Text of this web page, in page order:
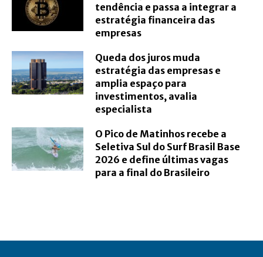
tendência e passa a integrar a
estratégia financeira das
empresas
Queda dos juros muda
estratégia das empresas e
amplia espaço para
investimentos, avalia
especialista
O Pico de Matinhos recebe a
Seletiva Sul do Surf Brasil Base
2026 e define últimas vagas
para a final do Brasileiro